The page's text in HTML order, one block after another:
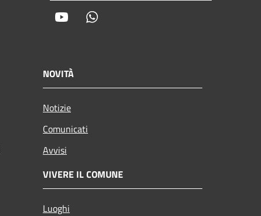
Youtube
NOVITÀ
Notizie
Comunicati
Avvisi
VIVERE IL COMUNE
Luoghi